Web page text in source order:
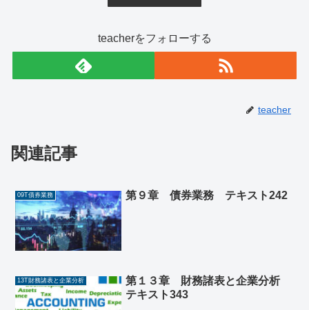
teacherをフォローする
teacher
関連記事
09T債券業務 第９章 債券業務 テキスト242
13T財務諸表と企業分析
第１３章 財務諸表と企業分析
テキスト343